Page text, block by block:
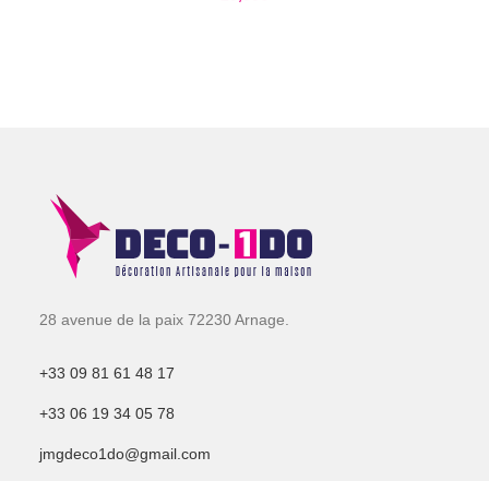
28 avenue de la paix 72230 Arnage.
+33 09 81 61 48 17
+33 06 19 34 05 78
jmgdeco1do@gmail.com